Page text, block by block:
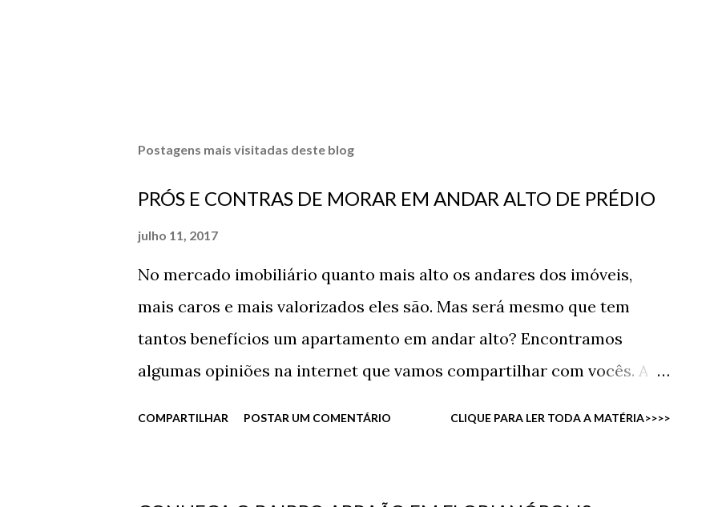
Postagens mais visitadas deste blog
PRÓS E CONTRAS DE MORAR EM ANDAR ALTO DE PRÉDIO
julho 11, 2017
No mercado imobiliário quanto mais alto os andares dos imóveis,
mais caros e mais valorizados eles são. Mas será mesmo que tem
tantos benefícios um apartamento em andar alto? Encontramos
algumas opiniões na internet que vamos compartilhar com vocês. A
menos barulhos internos pois quanto maior alto o andar, menor será
COMPARTILHAR POSTAR UM COMENTÁRIO CLIQUE PARA LER TODA A MATÉRIA>>>>